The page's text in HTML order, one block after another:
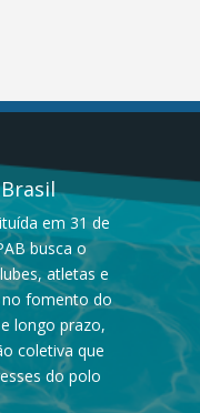
em 31 de
busca o
atletas e
fomento do
longo prazo,
coletiva que
do polo